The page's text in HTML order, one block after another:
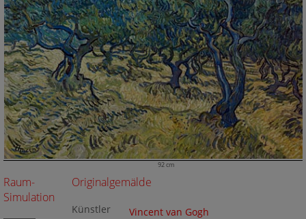
92 cm
Raum-
Simulation
Originalgemälde
Künstler
Vincent van Gogh